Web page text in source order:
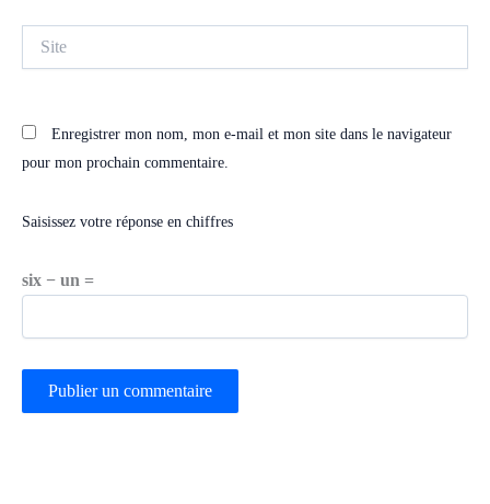
Enregistrer mon nom, mon e-mail et mon site dans le navigateur
pour mon prochain commentaire.
Saisissez votre réponse en chiffres
six − un =